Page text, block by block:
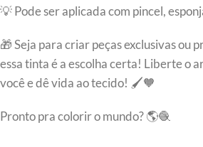
💡 Pode ser aplicada com pincel,
🎁 Seja para criar peças exclusivas ou
essa tinta é a escolha certa! Liberte o
você e dê vida ao tecido! 🖌️🧡
Pronto pra colorir o mundo? 🌎🧶